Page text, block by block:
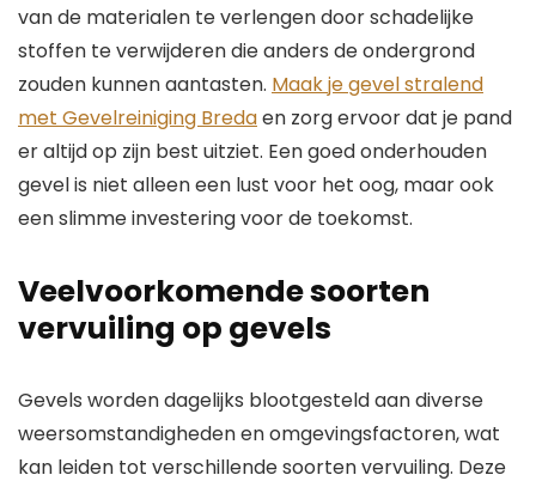
van de materialen te verlengen door schadelijke
stoffen te verwijderen die anders de ondergrond
zouden kunnen aantasten. Maak je gevel stralend
met Gevelreiniging Bredaen zorg ervoor dat je pand
er altijd op zijn best uitziet. Een goed onderhouden
gevel is niet alleen een lust voor het oog, maar ook
een slimme investering voor de toekomst.
Veelvoorkomende soorten
vervuiling op gevels
Gevels worden dagelijks blootgesteld aan diverse
weersomstandigheden en omgevingsfactoren, wat
kan leiden tot verschillende soorten vervuiling. Deze